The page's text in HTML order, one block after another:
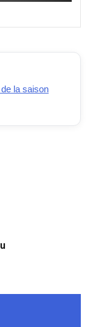
la saison